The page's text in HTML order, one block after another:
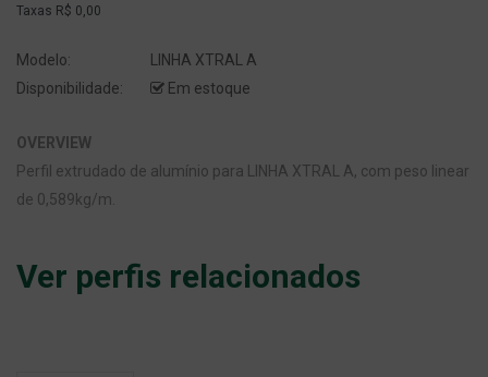
Taxas R$ 0,00
Modelo:
LINHA XTRAL A
Disponibilidade:
Em estoque
OVERVIEW
Perfil extrudado de alumínio para LINHA XTRAL A, com peso linear
de 0,589kg/m.
Ver perfis relacionados